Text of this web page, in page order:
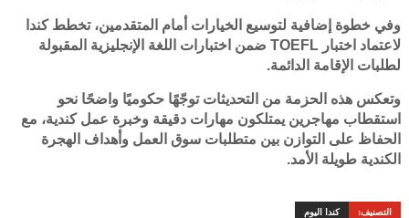
وفي خطوة إضافية لتوسيع الخيارات أمام المتقدمين، تخطط كندا
لاعتماد اختبار TOEFL ضمن اختبارات اللغة الإنجليزية المقبولة
لطلبات الإقامة الدائمة.
وتعكس هذه الحزمة من التحديثات توجّهًا حكوميًا واضحًا نحو
استقطاب مهاجرين يمتلكون مهارات دقيقة وخبرة عمل كندية، مع
الحفاظ على التوازن بين متطلبات سوق العمل وأهداف الهجرة
الكندية طويلة الأمد.
التصنيف: كندا اليوم